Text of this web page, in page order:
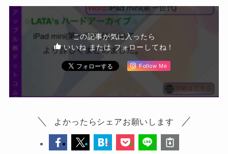
この記事が気に入ったら
いいね または フォローしてね！
Follow Me
よかったらシェアお願いします